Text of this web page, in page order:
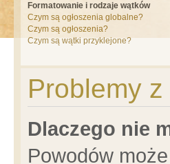
Formatowanie i rodzaje wątków
Czym są ogłoszenia globalne?
Czym są ogłoszenia?
Czym są wątki przyklejone?
Problemy
Dlaczego nie
Powodów